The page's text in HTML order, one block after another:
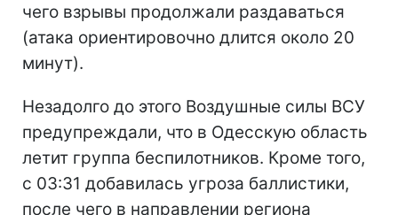
чего взрывы продолжали раздаваться
(атака ориентировочно длится около 20
минут).
Незадолго до этого Воздушные силы ВСУ
предупреждали, что в Одесскую область
летит группа беспилотников. Кроме того,
с 03:31 добавилась угроза баллистики,
после чего в направлении региона